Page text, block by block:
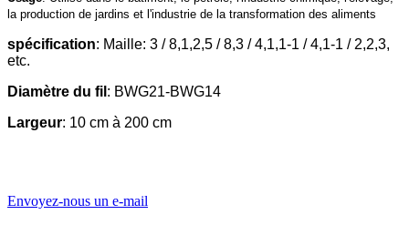
la production de jardins et l'industrie de la transformation des aliments
spécification: Maille: 3 / 8,1,2,5 / 8,3 / 4,1,1-1 / 4,1-1 / 2,2,3,
etc.
Diamètre du fil : BWG21-BWG14
Largeur: 10 cm à 200 cm
Envoyez-nous un e-mail